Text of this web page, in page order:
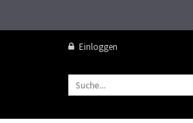
Einloggen